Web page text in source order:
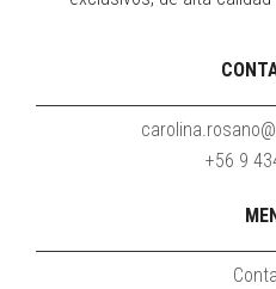
+56 9